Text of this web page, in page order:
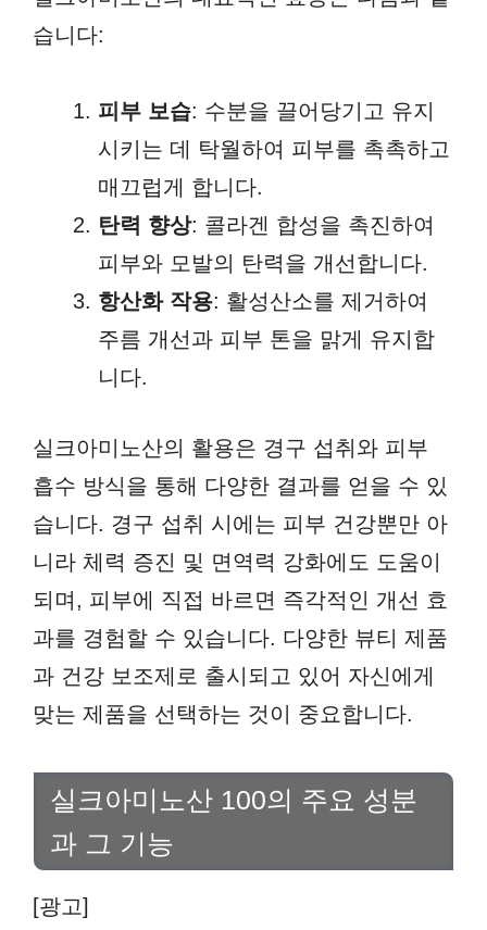
습니다:
피부 보습: 수분을 끌어당기고 유지
시키는 데 탁월하여 피부를 촉촉하고
매끄럽게 합니다.
탄력 향상: 콜라겐 합성을 촉진하여
피부와 모발의 탄력을 개선합니다.
항산화 작용: 활성산소를 제거하여
주름 개선과 피부 톤을 맑게 유지합
니다.
실크아미노산의 활용은 경구 섭취와 피부
흡수 방식을 통해 다양한 결과를 얻을 수 있
습니다. 경구 섭취 시에는 피부 건강뿐만 아
니라 체력 증진 및 면역력 강화에도 도움이
되며, 피부에 직접 바르면 즉각적인 개선 효
과를 경험할 수 있습니다. 다양한 뷰티 제품
과 건강 보조제로 출시되고 있어 자신에게
맞는 제품을 선택하는 것이 중요합니다.
실크아미노산 100의 주요 성분
과 그 기능
[광고]